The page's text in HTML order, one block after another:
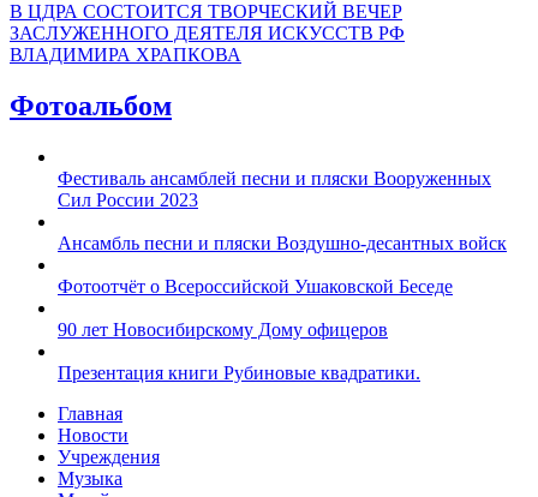
В ЦДРА СОСТОИТСЯ ТВОРЧЕСКИЙ ВЕЧЕР
ЗАСЛУЖЕННОГО ДЕЯТЕЛЯ ИСКУССТВ РФ
ВЛАДИМИРА ХРАПКОВА
Фотоальбом
Фестиваль ансамблей песни и пляски Вооруженных
Сил России 2023
Ансамбль песни и пляски Воздушно-десантных войск
Фотоотчёт о Всероссийской Ушаковской Беседе
90 лет Новосибирскому Дому офицеров
Презентация книги Рубиновые квадратики.
Главная
Новости
Учреждения
Музыка